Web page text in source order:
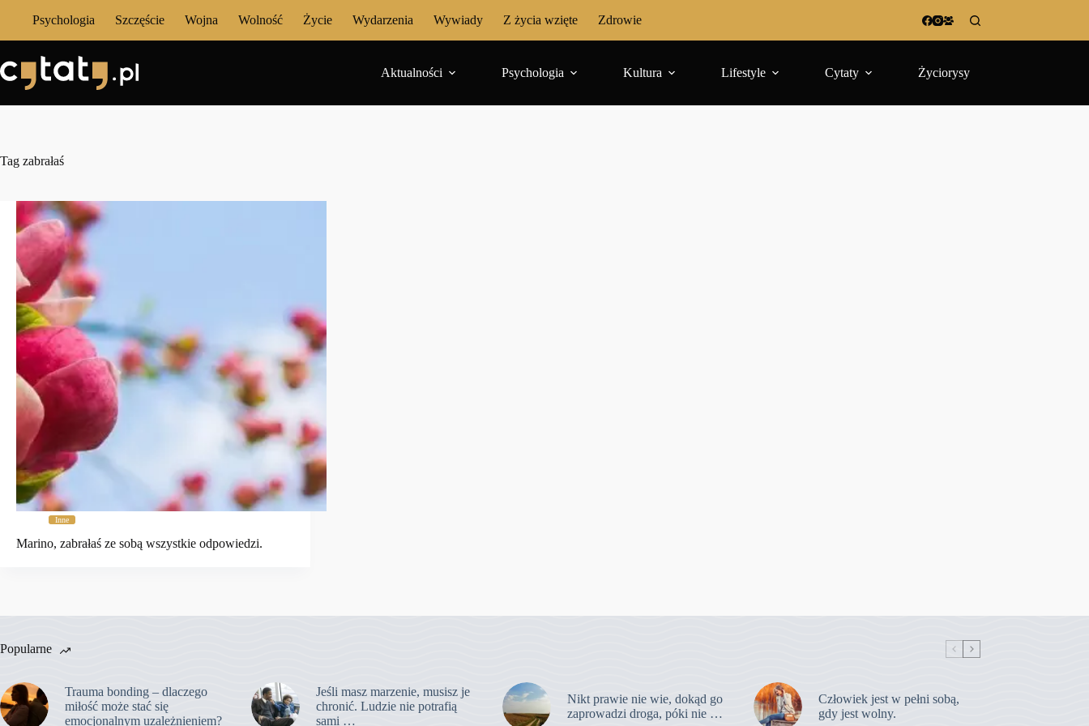
Psychologia Szczęście Wojna Wolność Życie Wydarzenia Wywiady Z życia wzięte Zdrowie
Aktualności Psychologia Kultura Lifestyle Cytaty Życiorysy
Tag zabrałaś
Inne
Marino, zabrałaś ze sobą wszystkie odpowiedzi.
Popularne
Trauma bonding – dlaczego
miłość może stać się
emocjonalnym uzależnieniem?
Jeśli masz marzenie, musisz je
chronić. Ludzie nie potrafią
sami …
Nikt prawie nie wie, dokąd go
zaprowadzi droga, póki nie …
Człowiek jest w pełni sobą,
gdy jest wolny.